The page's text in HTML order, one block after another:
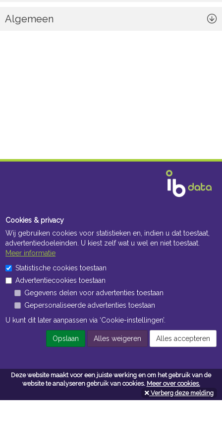
Deze website maakt voor een juiste werking en om het gebruik van de
website te analyseren gebruik van cookies. Meer over cookies.
Verberg deze melding
Algemeen
Openingstijden Kantoor
Openingstijden Magazijn
Navigatie
Algemene voorwaarden
Privacy
Cookies & privacy
Wij gebruiken cookies voor statistieken en, indien u dat toestaat,
advertentiedoeleinden. U kiest zelf wat u wel en niet toestaat.
Meer informatie
Statistische cookies toestaan
Advertentiecookies toestaan
Gegevens delen voor advertenties toestaan
Gepersonaliseerde advertenties toestaan
U kunt dit later aanpassen via ‘Cookie-instellingen’.
Opslaan Alles weigeren Alles accepteren